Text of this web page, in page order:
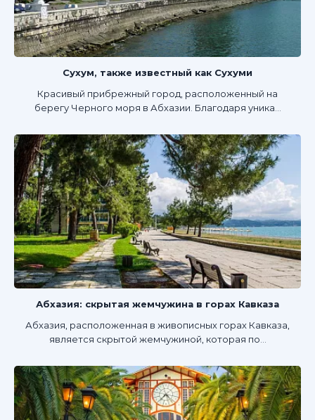
Сухум, также известный как Сухуми
Красивый прибрежный город, расположенный на
берегу Черного моря в Абхазии. Благодаря уника...
Абхазия: скрытая жемчужина в горах Кавказа
Абхазия, расположенная в живописных горах Кавказа,
является скрытой жемчужиной, которая по...